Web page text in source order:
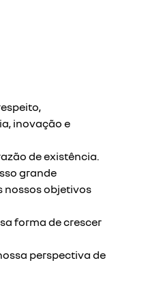
inovação e
de existência.
grande
nossos objetivos
forma de crescer
perspectiva de